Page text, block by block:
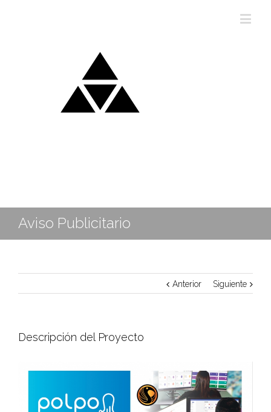
Aviso Publicitario
Anterior Siguiente
Descripción del Proyecto